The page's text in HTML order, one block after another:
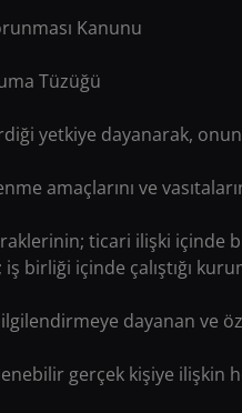
Kanunu
Tüzüğü
yetkiye dayanarak,
amaçlarını ve
ticari ilişki içinde
içinde çalıştığı
dayanan ve
gerçek kişiye ilişkin